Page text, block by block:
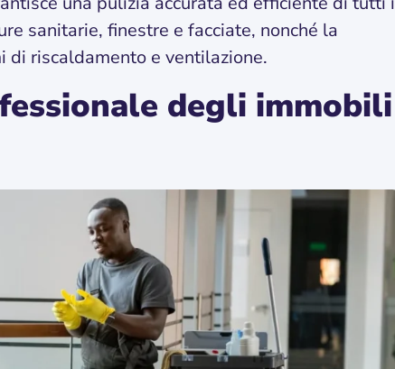
sanitarie, finestre e facciate, nonché la
di riscaldamento e ventilazione.
degli immobili